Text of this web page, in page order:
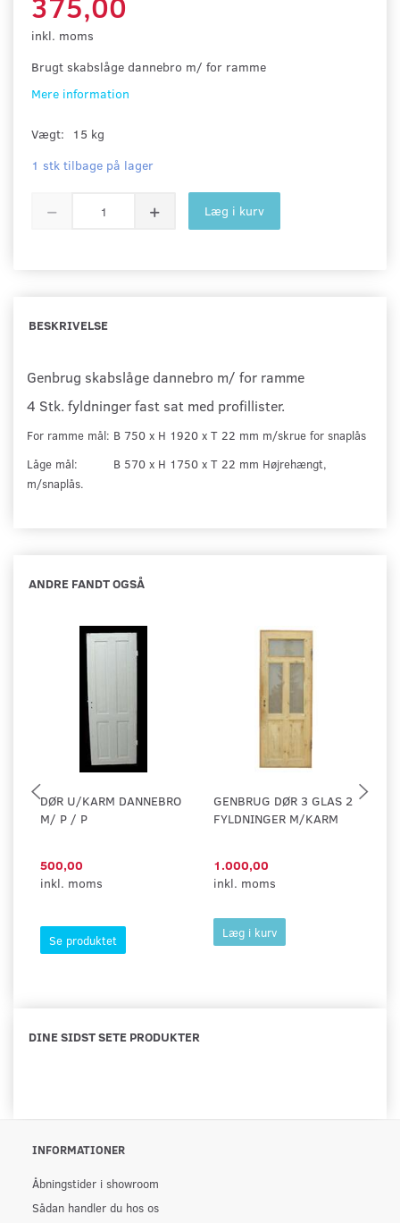
inkl. moms
Brugt skabslåge dannebro m/ for ramme
Mere information
Vægt:
15 kg
1 stk tilbage på lager
Læg i kurv
BESKRIVELSE
Genbrug skabslåge dannebro m/ for ramme
4 Stk. fyldninger fast sat med profillister.
For ramme mål: B 750 x H 1920 x T 22 mm m/skrue for snaplås
Låge mål: B 570 x H 1750 x T 22 mm Højrehængt,
m/snaplås.
ANDRE FANDT OGSÅ
DØR U/KARM DANNEBRO
M/ P / P
500,00
inkl. moms
Se produktet
GENBRUG DØR 3 GLAS 2
FYLDNINGER M/KARM
1.000,00
inkl. moms
Læg i kurv
DINE SIDST SETE PRODUKTER
INFORMATIONER
Åbningstider i showroom
Sådan handler du hos os